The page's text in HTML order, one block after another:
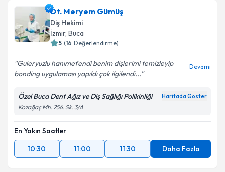
Dt. Meryem Gümüş
Diş Hekimi
İzmir, Buca
5 (16 Değerlendirme)
Guleryuzlu hanımefendi benim dişlerimi temizleyip
bonding uygulaması yapıldı çok ilgilendi...
Devamı
Özel Buca Dent Ağız ve Diş Sağlığı Polikinliği Haritada Göster
Kozağaç Mh. 256. Sk. 3/A
En Yakın Saatler
10:30
11:00 11:30 Daha Fazla